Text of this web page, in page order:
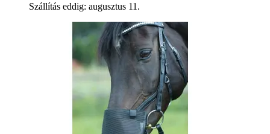
Szállítás eddig: augusztus 11.